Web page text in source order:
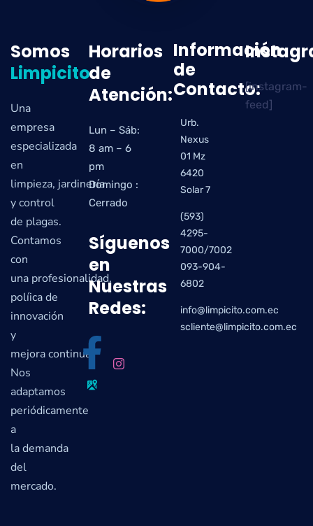
Somos
Limpicito
Una
empresa
especializada
en
limpieza, jardinería
y control
de plagas.
Contamos
con
una profesionalidad,
políica de
innovación
y
mejora continua.
Nos
adaptamos
periódicamente
a
la demanda
del
mercado.
Horarios
de
Atención:
Lun – Sáb:
8 am – 6
pm
Domingo :
Cerrado
Síguenos
en
Nuestras
Redes:
Información
de
Contacto:
Urb.
Nexus
01 Mz
6420
Solar 7
(593)
4295-
7000/7002
093-904-
6802
info@limpicito.com.ec
scliente@limpicito.com.ec
[instagram-
feed]